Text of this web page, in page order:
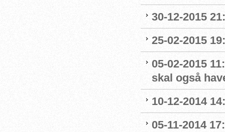
30-12-2015
25-02-2015
05-02-2015
skal også
10-12-2014
05-11-2014